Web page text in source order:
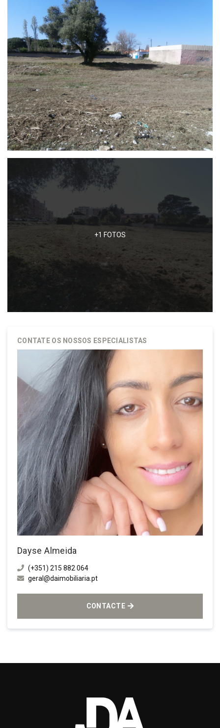
DAYSE ALMEIDA – IMOBILIÁRIA
PROPRIEDADES
SERVIÇOS
FAQ
CONTACTOS
+1 FOTOS
CONTATE OS NOSSOS ESPECIALISTAS
Dayse Almeida
(+351) 215 882 064
geral@daimobiliaria.pt
CONTACTE